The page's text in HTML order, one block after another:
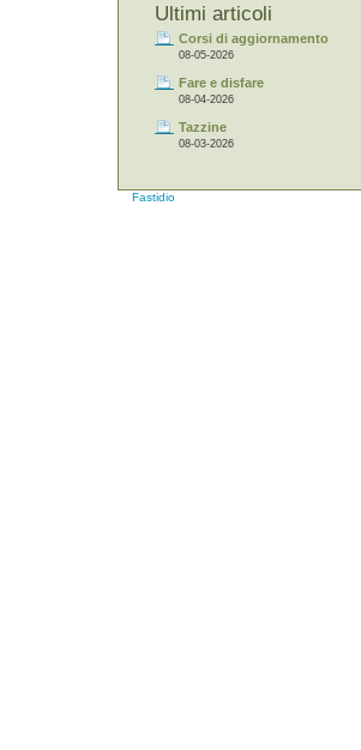
Ultimi articoli
Corsi di aggiornamento
08-05-2026
Fare e disfare
08-04-2026
Tazzine
08-03-2026
Fastidio